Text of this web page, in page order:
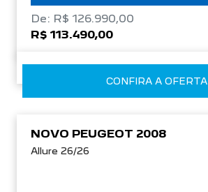
De: R$ 126.990,00
R$ 113.490,00
CONFIRA A OFERTA
NOVO PEUGEOT 2008
Allure 26/26